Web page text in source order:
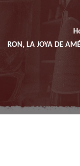
RON, LA JOYA DE